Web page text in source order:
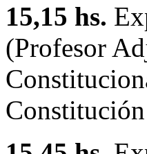
15,15 hs.
(Profesor